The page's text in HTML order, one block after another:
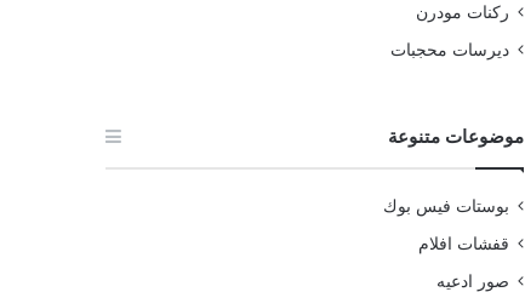
ركنات مودرن
ديرسات محجبات
موضوعات متنوعة
بوستات فيس بوك
قفشات افلام
صور ادعيه